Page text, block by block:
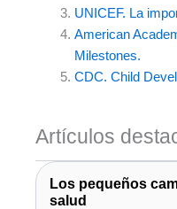
UNICEF. La
American
Milestones.
CDC. Child
Artículos
Los pequeños
salud